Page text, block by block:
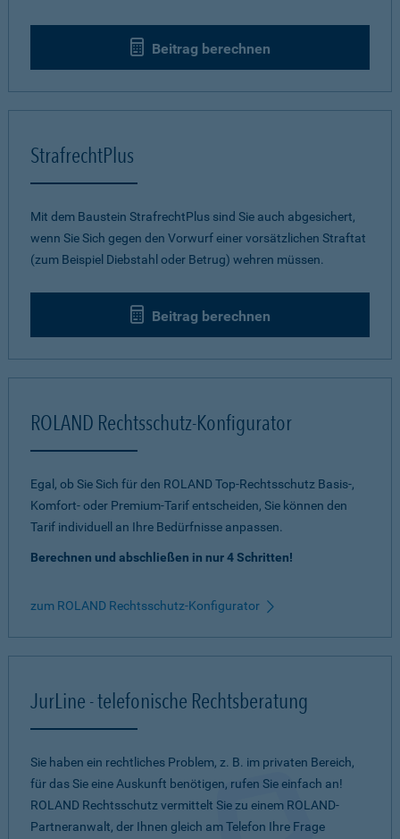
Beitrag berechnen
StrafrechtPlus
Mit dem Baustein StrafrechtPlus sind Sie auch abgesichert,
wenn Sie Sich gegen den Vorwurf einer vorsätzlichen Straftat
(zum Beispiel Diebstahl oder Betrug) wehren müssen.
Beitrag berechnen
ROLAND Rechtsschutz-Konfigurator
Egal, ob Sie Sich für den ROLAND Top-Rechtsschutz Basis-,
Komfort- oder Premium-Tarif entscheiden, Sie können den
Tarif individuell an Ihre Bedürfnisse anpassen.
Berechnen und abschließen in nur 4 Schritten!
zum ROLAND Rechtsschutz-Konfigurator
JurLine - telefonische Rechtsberatung
Sie haben ein rechtliches Problem, z. B. im privaten Bereich,
für das Sie eine Auskunft benötigen, rufen Sie einfach an!
ROLAND Rechtsschutz vermittelt Sie zu einem ROLAND-
Partneranwalt, der Ihnen gleich am Telefon Ihre Frage